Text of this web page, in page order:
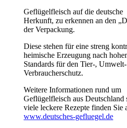
Geflügelfleisch auf die deutsche
Herkunft, zu erkennen an den
der Verpackung.
Diese stehen für eine streng
heimische Erzeugung nach
Standards für den Tier-,
Verbraucherschutz.
Weitere Informationen rund um
Geflügelfleisch aus Deutschland
viele leckere Rezepte finden Sie
www.deutsches-gefluegel.de